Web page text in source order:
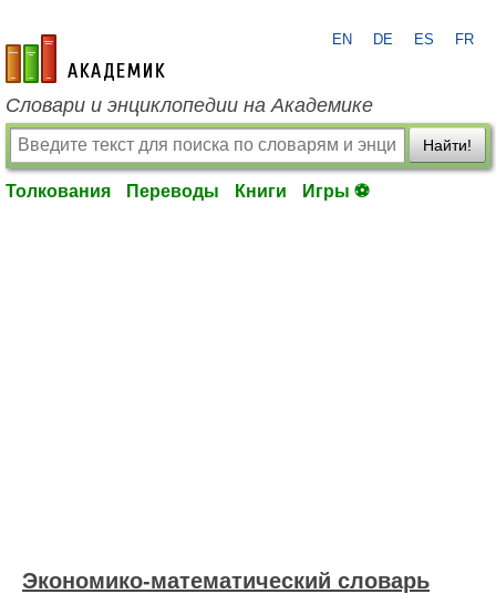
academic.ru
EN DE ES FR
Словари и энциклопедии на Академике
Найти!
Толкования Переводы Книги Игры ⚽
Экономико-математический словарь